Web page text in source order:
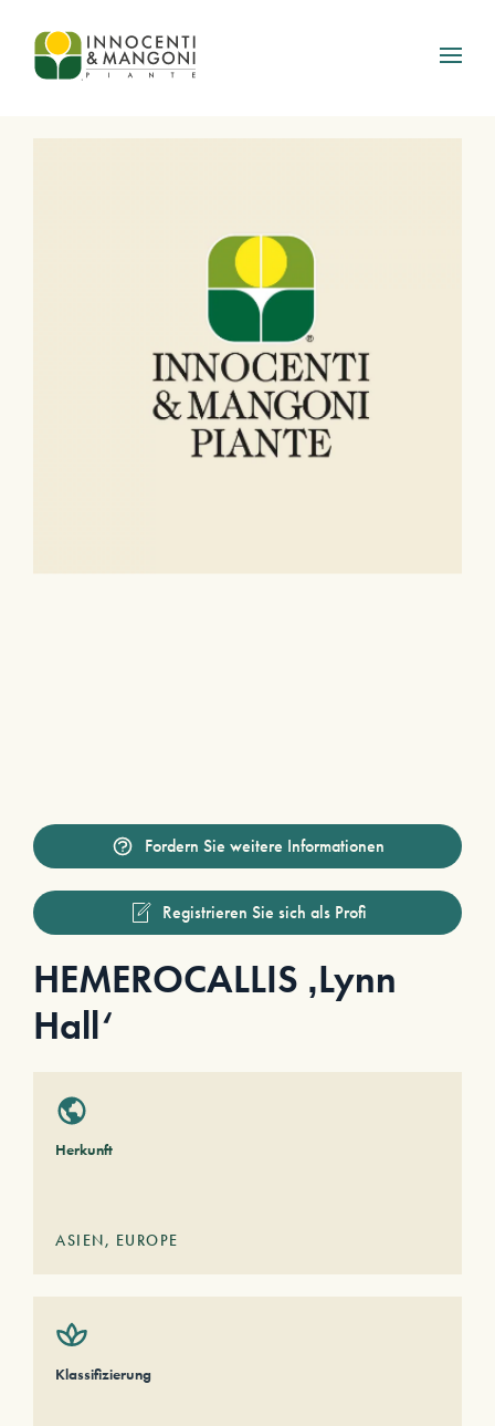
Skip to main content
Fordern Sie weitere Informationen
Registrieren Sie sich als Profi
HEMEROCALLIS ‚Lynn
Hall‘
Herkunft
ASIEN, EUROPE
Klassifizierung